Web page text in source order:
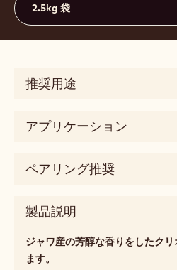
2.5kg 袋
推奨用途
アプリケーション
ペアリング推奨
製品説明
ジャワ産の芳醇な香りをしたク
ます。